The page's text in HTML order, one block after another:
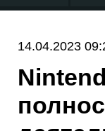
14.04.2023